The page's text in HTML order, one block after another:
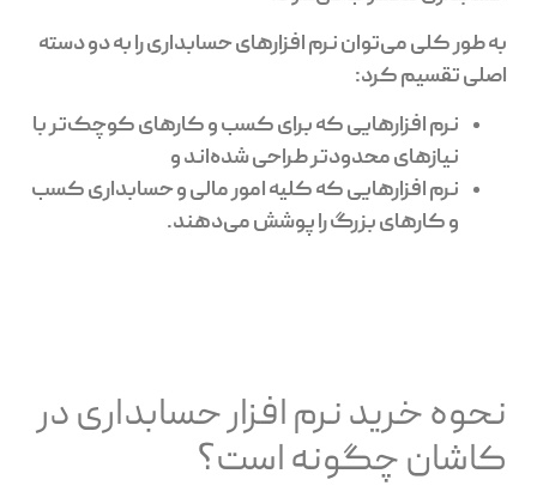
به طور کلی می‌توان نرم افزارهای حسابداری را به دو دسته
اصلی تقسیم کرد:
نرم افزارهایی که برای کسب و کارهای کوچک‌تر با
نیازهای محدودتر طراحی شده‌اند و
نرم افزارهایی که کلیه امور مالی و حسابداری کسب
و کارهای بزرگ را پوشش می‌دهند.
نحوه خرید نرم افزار حسابداری در
کاشان چگونه است؟